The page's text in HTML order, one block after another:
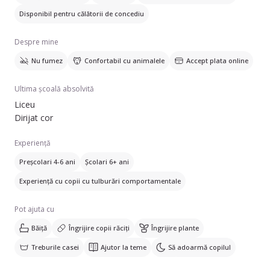
Disponibil pentru călătorii de concediu
Despre mine
Nu fumez Confortabil cu animalele Accept plata online
Ultima școală absolvită
Liceu
Dirijat cor
Experiență
Preșcolari 4-6 ani Școlari 6+ ani
Experiență cu copii cu tulburări comportamentale
Pot ajuta cu
Băiță Îngrijire copii răciți Îngrijire plante
Treburile casei Ajutor la teme Să adoarmă copilul